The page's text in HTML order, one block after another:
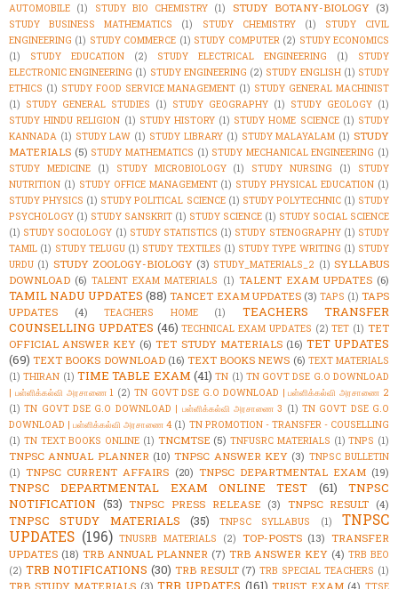
AUTOMOBILE (1) STUDY BIO CHEMISTRY (1) STUDY BOTANY-BIOLOGY (3)
STUDY BUSINESS MATHEMATICS (1) STUDY CHEMISTRY (1)
STUDY CIVIL
ENGINEERING (1) STUDY COMMERCE (1) STUDY COMPUTER (2) STUDY ECONOMICS
(1)
STUDY EDUCATION (2) STUDY ELECTRICAL ENGINEERING (1)
STUDY
ELECTRONIC ENGINEERING (1) STUDY ENGINEERING (2) STUDY ENGLISH (1) STUDY
ETHICS (1) STUDY FOOD SERVICE MANAGEMENT (1) STUDY GENERAL MACHINIST
(1) STUDY GENERAL STUDIES (1) STUDY GEOGRAPHY (1) STUDY GEOLOGY (1)
STUDY HINDU RELIGION (1) STUDY HISTORY (1) STUDY HOME SCIENCE (1) STUDY
KANNADA (1) STUDY LAW (1) STUDY LIBRARY (1) STUDY MALAYALAM (1) STUDY
MATERIALS (5) STUDY MATHEMATICS (1) STUDY MECHANICAL ENGINEERING (1)
STUDY MEDICINE
(1) STUDY MICROBIOLOGY (1) STUDY NURSING (1)
STUDY
NUTRITION (1) STUDY OFFICE MANAGEMENT (1) STUDY PHYSICAL EDUCATION (1)
STUDY PHYSICS (1) STUDY POLITICAL SCIENCE (1) STUDY POLYTECHNIC (1) STUDY
PSYCHOLOGY (1) STUDY SANSKRIT (1) STUDY SCIENCE (1) STUDY SOCIAL SCIENCE
(1) STUDY SOCIOLOGY (1) STUDY STATISTICS (1) STUDY STENOGRAPHY (1) STUDY
TAMIL (1) STUDY TELUGU (1) STUDY TEXTILES (1) STUDY TYPE WRITING (1) STUDY
URDU (1) STUDY ZOOLOGY-BIOLOGY (3) STUDY_MATERIALS_2 (1) SYLLABUS
DOWNLOAD (6) TALENT EXAM MATERIALS (1) TALENT EXAM UPDATES (6)
TAMIL NADU UPDATES (88) TANCET EXAM UPDATES (3) TAPS (1) TAPS
UPDATES
(4) TEACHERS HOME (1)
TEACHERS TRANSFER
COUNSELLING UPDATES (46) TECHNICAL EXAM UPDATES (2) TET (1) TET
OFFICIAL ANSWER KEY (6) TET STUDY MATERIALS (16) TET UPDATES
(69) TEXT BOOKS DOWNLOAD (16) TEXT BOOKS NEWS (6) TEXT MATERIALS
(1) THIRAN (1) TIME TABLE EXAM (41) TN (1) TN GOVT DSE G.O DOWNLOAD
| பள்ளிக்கல்வி அரசாணை 1 (2) TN GOVT DSE G.O DOWNLOAD | பள்ளிக்கல்வி அரசாணை 2
(1) TN GOVT DSE G.O DOWNLOAD | பள்ளிக்கல்வி அரசாணை 3 (1) TN GOVT DSE G.O
DOWNLOAD | பள்ளிக்கல்வி அரசாணை 4 (1) TN PROMOTION - TRANSFER - COUSELLING
(1) TN TEXT BOOKS ONLINE (1) TNCMTSE (5) TNFUSRC MATERIALS (1) TNPS (1)
TNPSC ANNUAL PLANNER (10) TNPSC ANSWER KEY (3) TNPSC BULLETIN
(1) TNPSC CURRENT AFFAIRS (20) TNPSC DEPARTMENTAL EXAM (19)
TNPSC DEPARTMENTAL EXAM ONLINE TEST (61)
TNPSC
NOTIFICATION (53) TNPSC PRESS RELEASE (3) TNPSC RESULT (4)
TNPSC STUDY MATERIALS (35) TNPSC SYLLABUS (1)
TNPSC
UPDATES (196) TNUSRB MATERIALS (2) TOP-POSTS (13) TRANSFER
UPDATES (18) TRB ANNUAL PLANNER (7) TRB ANSWER KEY (4) TRB BEO
(2) TRB NOTIFICATIONS (30) TRB RESULT (7) TRB SPECIAL TEACHERS (1)
TRB STUDY MATERIALS (3) TRB UPDATES (161) TRUST EXAM (4) TTSE